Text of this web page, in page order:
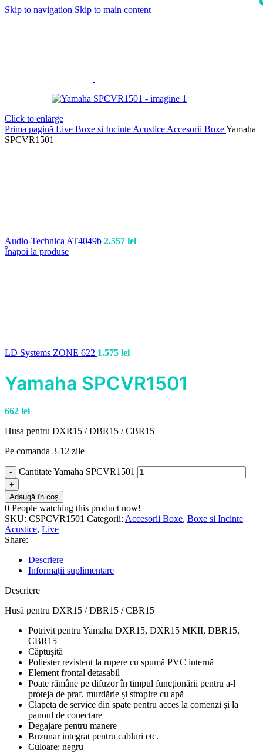
Skip to navigation Skip to main content
Click to enlarge
Prima pagină Live Boxe si Incinte Acustice Accesorii BoxeYamaha
SPCVR1501
Audio-Technica AT4049b 2.557 lei
Înapoi la produse
LD Systems ZONE 622 1.575 lei
Yamaha SPCVR1501
662 lei
Husa pentru DXR15 / DBR15 / CBR15
Pe comanda 3-12 zile
Cantitate Yamaha SPCVR1501
Adaugă în coș
0 People watching this product now!
SKU: CSPCVR1501 Categorii: Accesorii Boxe, Boxe si Incinte
Acustice, Live
Share:
Descriere
Informații suplimentare
Descriere
Husă pentru DXR15 / DBR15 / CBR15
Potrivit pentru Yamaha DXR15, DXR15 MKII, DBR15,
CBR15
Căptușită
Poliester rezistent la rupere cu spumă PVC internă
Element frontal detasabil
Poate rămâne pe difuzor în timpul funcționării pentru a-l
proteja de praf, murdărie și stropire cu apă
Clapeta de service din spate pentru acces la comenzi și la
panoul de conectare
Degajare pentru manere
Buzunar integrat pentru cabluri etc.
Culoare: negru